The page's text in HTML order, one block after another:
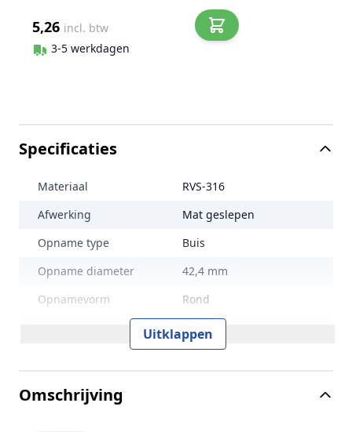
5,26 incl. btw
3-5 werkdagen
Specificaties
Materiaal
RVS-316
Afwerking
Mat geslepen
Opname type
Buis
Opname diameter
42,4 mm
Opnamevorm
Rond
Uitklappen
Omschrijving